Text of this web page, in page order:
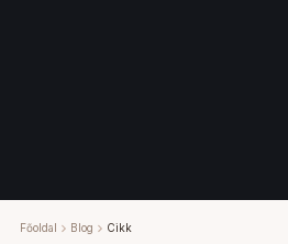
Főoldal Blog Cikk